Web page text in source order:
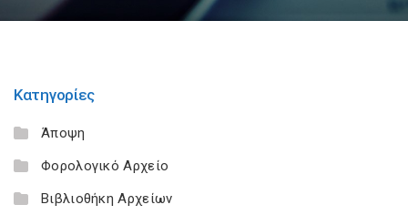
Κατηγορίες
Άποψη
Φορολογικό Αρχείο
Βιβλιοθήκη Αρχείων